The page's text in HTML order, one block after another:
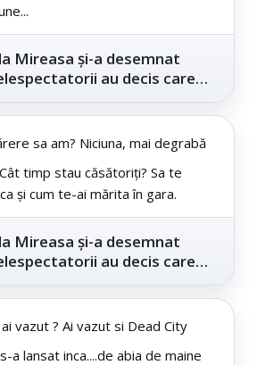
Mireasa și-a desemnat
au decis care
sa am? Niciuna, mai degrabă
timp stau căsătoriți? Sa te
și cum te-ai mărita în gara.
Mireasa și-a desemnat
au decis care
vazut ? Ai vazut si Dead City
a lansat inca....de abia de maine